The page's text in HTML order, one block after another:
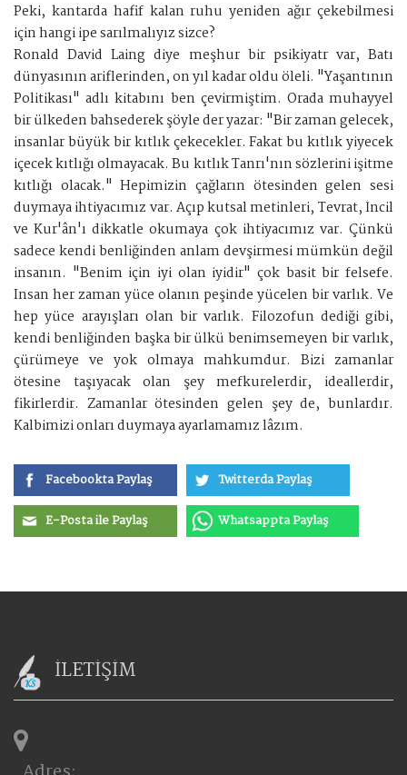
Peki, kantarda hafif kalan ruhu yeniden ağır çekebilmesi
için hangi ipe sarılmalıyız sizce?
Ronald David Laing diye meşhur bir psikiyatr var, Batı
dünyasının ariflerinden, on yıl kadar oldu öleli. "Yaşantının
Politikası" adlı kitabını ben çevirmiştim. Orada muhayyel
bir ülkeden bahsederek şöyle der yazar: "Bir zaman gelecek,
insanlar büyük bir kıtlık çekecekler. Fakat bu kıtlık yiyecek
içecek kıtlığı olmayacak. Bu kıtlık Tanrı'nın sözlerini işitme
kıtlığı olacak." Hepimizin çağların ötesinden gelen sesi
duymaya ihtiyacımız var. Açıp kutsal metinleri, Tevrat, İncil
ve Kur'ân'ı dikkatle okumaya çok ihtiyacımız var. Çünkü
sadece kendi benliğinden anlam devşirmesi mümkün değil
insanın. "Benim için iyi olan iyidir" çok basit bir felsefe.
Insan her zaman yüce olanın peşinde yücelen bir varlık. Ve
hep yüce arayışları olan bir varlık. Filozofun dediği gibi,
kendi benliğinden başka bir ülkü benimsemeyen bir varlık,
çürümeye ve yok olmaya mahkumdur. Bizi zamanlar
ötesine taşıyacak olan şey mefkurelerdir, ideallerdir,
fikirlerdir. Zamanlar ötesinden gelen şey de, bunlardır.
Kalbimizi onları duymaya ayarlamamız lâzım.
Facebookta Paylaş Twitterda Paylaş
E-Posta ile Paylaş Whatsappta Paylaş
İLETİŞİM